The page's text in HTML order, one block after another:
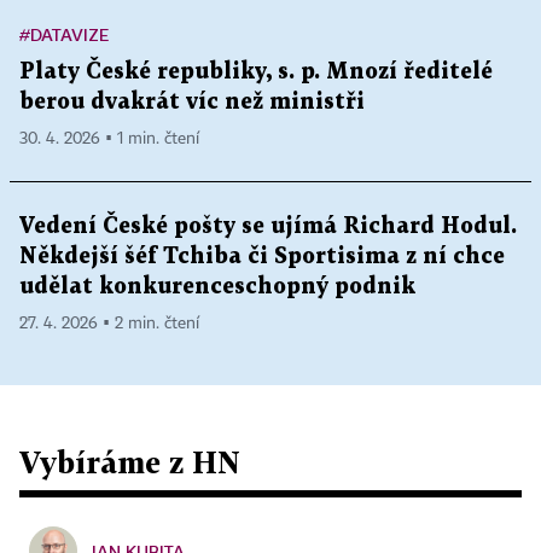
#DATAVIZE
Platy České republiky, s. p. Mnozí ředitelé
berou dvakrát víc než ministři
30. 4. 2026 ▪ 1 min. čtení
Vedení České pošty se ujímá Richard Hodul.
Někdejší šéf Tchiba či Sportisima z ní chce
udělat konkurenceschopný podnik
27. 4. 2026 ▪ 2 min. čtení
Vybíráme z HN